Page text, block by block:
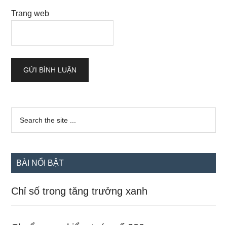
Trang web
Sidebar
chính
...
BÀI NỔI BẬT
Chỉ số trong tăng trưởng xanh